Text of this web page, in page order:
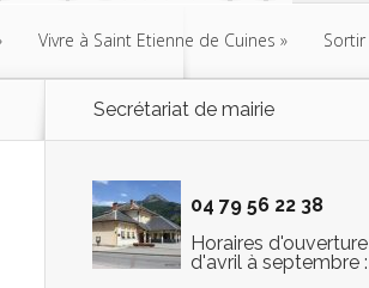
Vivre à Saint Etienne de Cuines Sortir
Secrétariat de mairie
04 79 56 22 38
Horaires d'ouverture
d'avril à septembre :